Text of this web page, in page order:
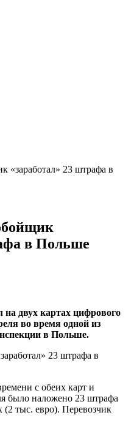
«заработал» 23 штрафа в
в Польше
на двух картах цифрового
во время одной из
в Польше.
с обеих карт и
было наложено 23 штрафа
тыс. евро). Перевозчик